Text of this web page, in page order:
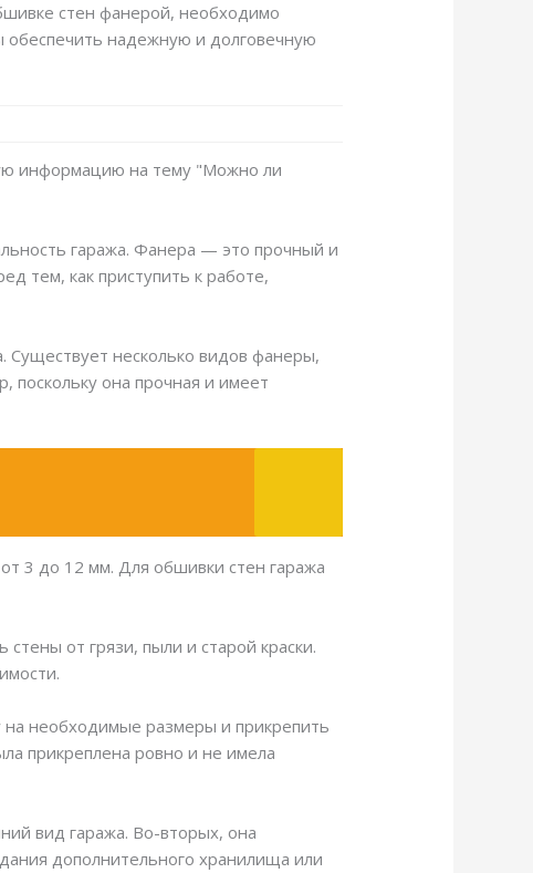
стен фанерой, необходимо
обеспечить надежную и долговечную
информацию на тему "Можно ли
гаража. Фанера — это прочный и
тем, как приступить к работе,
несколько видов фанеры,
она прочная и имеет
3 до 12 мм. Для обшивки стен гаража
от грязи, пыли и старой краски.
на необходимые размеры и прикрепить
прикреплена ровно и не имела
вид гаража. Во-вторых, она
дополнительного хранилища или